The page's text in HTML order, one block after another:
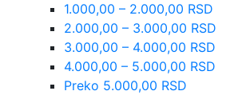
1.000,00 – 2.000,00 RSD
2.000,00 – 3.000,00 RSD
3.000,00 – 4.000,00 RSD
4.000,00 – 5.000,00 RSD
Preko 5.000,00 RSD